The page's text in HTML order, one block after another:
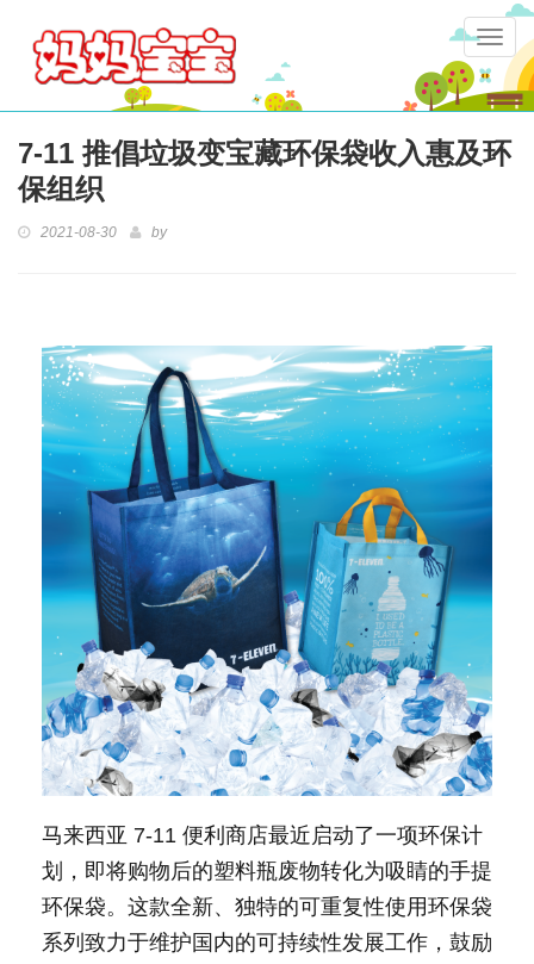
7-11 推倡垃圾变宝藏环保袋收入惠及环
保组织
2021-08-30 by
马来西亚 7-11 便利商店最近启动了一项环保计
划，即将购物后的塑料瓶废物转化为吸睛的手提
环保袋。这款全新、独特的可重复性使用环保袋
系列致力于维护国内的可持续性发展工作，鼓励